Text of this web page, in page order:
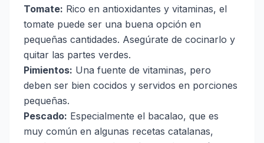
Tomate: Rico en antioxidantes y vitaminas, el
tomate puede ser una buena opción en
pequeñas cantidades. Asegúrate de cocinarlo y
quitar las partes verdes.
Pimientos: Una fuente de vitaminas, pero
deben ser bien cocidos y servidos en porciones
pequeñas.
Pescado: Especialmente el bacalao, que es
muy común en algunas recetas catalanas,